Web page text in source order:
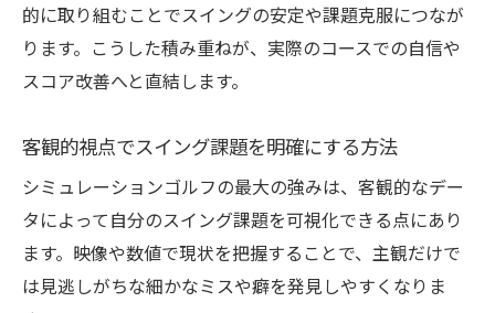
的に取り組むことでスイングの安定や課題克服につなが
ります。こうした積み重ねが、実際のコースでの自信や
スコア改善へと直結します。
客観的視点でスイング課題を明確にする方法
シミュレーションゴルフの最大の強みは、客観的なデー
タによって自分のスイング課題を可視化できる点にあり
ます。映像や数値で現状を把握することで、主観だけで
は見逃しがちな細かなミスや癖を発見しやすくなりま